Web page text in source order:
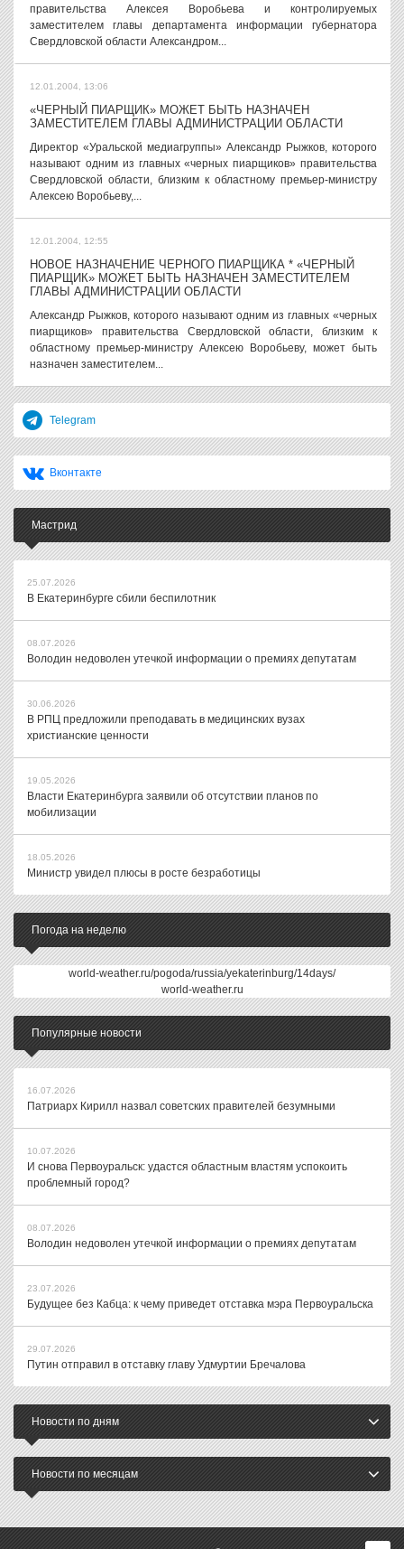
правительства Алексея Воробьева и контролируемых
заместителем главы департамента информации губернатора
Свердловской области Александром...
12.01.2004, 13:06
«ЧЕРНЫЙ ПИАРЩИК» МОЖЕТ БЫТЬ НАЗНАЧЕН
ЗАМЕСТИТЕЛЕМ ГЛАВЫ АДМИНИСТРАЦИИ ОБЛАСТИ
Директор «Уральской медиагруппы» Александр Рыжков, которого
называют одним из главных «черных пиарщиков» правительства
Свердловской области, близким к областному премьер-министру
Алексею Воробьеву,...
12.01.2004, 12:55
НОВОЕ НАЗНАЧЕНИЕ ЧЕРНОГО ПИАРЩИКА * «ЧЕРНЫЙ
ПИАРЩИК» МОЖЕТ БЫТЬ НАЗНАЧЕН ЗАМЕСТИТЕЛЕМ
ГЛАВЫ АДМИНИСТРАЦИИ ОБЛАСТИ
Александр Рыжков, которого называют одним из главных «черных
пиарщиков» правительства Свердловской области, близким к
областному премьер-министру Алексею Воробьеву, может быть
назначен заместителем...
Telegram
Вконтакте
Мастрид
25.07.2026
В Екатеринбурге сбили беспилотник
08.07.2026
Володин недоволен утечкой информации о премиях депутатам
30.06.2026
В РПЦ предложили преподавать в медицинских вузах
христианские ценности
19.05.2026
Власти Екатеринбурга заявили об отсутствии планов по
мобилизации
18.05.2026
Министр увидел плюсы в росте безработицы
Погода на неделю
world-weather.ru/pogoda/russia/yekaterinburg/14days/
world-weather.ru
Популярные новости
16.07.2026
Патриарх Кирилл назвал советских правителей безумными
10.07.2026
И снова Первоуральск: удастся областным властям успокоить
проблемный город?
08.07.2026
Володин недоволен утечкой информации о премиях депутатам
23.07.2026
Будущее без Кабца: к чему приведет отставка мэра Первоуральска
29.07.2026
Путин отправил в отставку главу Удмуртии Бречалова
Новости по дням
Новости по месяцам